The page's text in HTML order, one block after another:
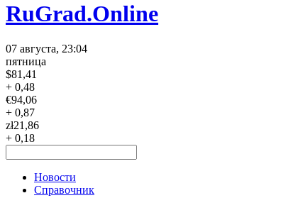
RuGrad.Online
07 августа, 23:04
пятница
$81,41
+ 0,48
€94,06
+ 0,87
zł21,86
+ 0,18
Новости
Справочник